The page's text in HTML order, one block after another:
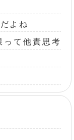
よね
って他責思考